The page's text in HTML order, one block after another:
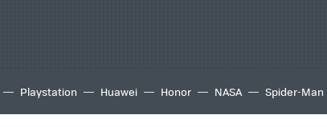
Playstation Huawei Honor NASA Spider-Man